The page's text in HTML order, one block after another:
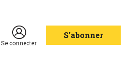
Se connecter
S'abonner